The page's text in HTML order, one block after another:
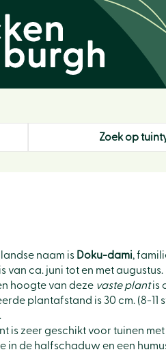
Zoek op
naam is Doku-dami,
van ca. juni tot en met
hoogte van deze vaste plantis
plantafstand is 30 cm. (8-11
is zeer geschikt voor tuinen
in de halfschaduw en een